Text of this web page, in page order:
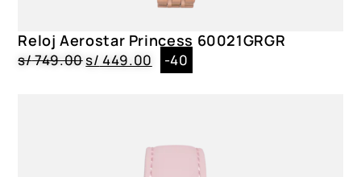
Reloj Aerostar Princess 60021GRGR
s/749.00s/ 449.00 -40